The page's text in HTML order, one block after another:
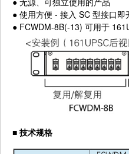
● 使用方便 - 接入 SC 型接口即
● FCWDM-8B(-13) 可用于
■ 技术规格